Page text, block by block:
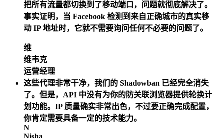
把所有流量都切换到了移动端口，问题就彻底解决了。
事实证明，当 Facebook 检测到来自正确城市的真实移
动 IP 地址时，它就不需要询问任何不必要的问题了。
维
维韦克
运营经理
这些代理非常干净，我们的 Shadowban 已经完全消失
了。但是，API 中没有为你的防关联浏览器提供轮换计
划功能。IP 质量确实非常出色，不过要正确完成配置，
你肯定需要具备一定的技术能力。
N